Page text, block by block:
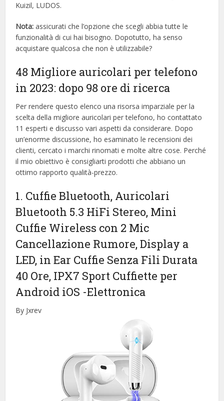
Kuizil, LUDOS.
Nota: assicurati che l’opzione che scegli abbia tutte le
funzionalità di cui hai bisogno. Dopotutto, ha senso
acquistare qualcosa che non è utilizzabile?
48 Migliore auricolari per telefono
in 2023: dopo 98 ore di ricerca
Per rendere questo elenco una risorsa imparziale per la
scelta della migliore auricolari per telefono, ​​ho contattato
11 esperti e discusso vari aspetti da considerare. Dopo
un’enorme discussione, ho esaminato le recensioni dei
clienti, cercato i marchi rinomati e molte altre cose. Perché
il mio obiettivo è consigliarti prodotti che abbiano un
ottimo rapporto qualità-prezzo.
1. Cuffie Bluetooth, Auricolari
Bluetooth 5.3 HiFi Stereo, Mini
Cuffie Wireless con 2 Mic
Cancellazione Rumore, Display a
LED, in Ear Cuffie Senza Fili Durata
40 Ore, IPX7 Sport Cuffiette per
Android iOS -Elettronica
By Jxrev